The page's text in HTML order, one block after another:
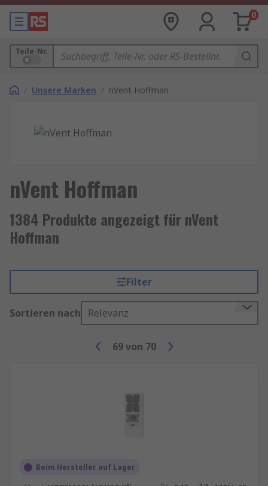
0
Teile-Nr.
/ Unsere Marken / nVent Hoffman
nVent Hoffman
1384 Produkte angezeigt für nVent
Hoffman
Filter
Sortieren nach Relevanz
69 von 70
Beim Hersteller auf Lager